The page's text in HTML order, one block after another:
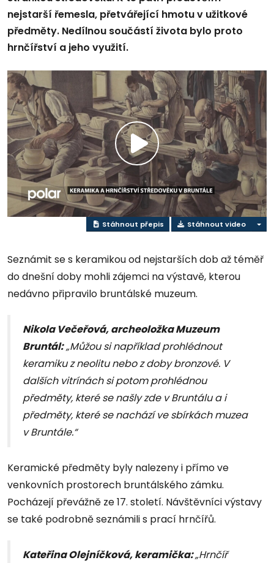
nejstarší řemesla, přetvářející hmotu v užitkové
předměty. Nedílnou součástí života bylo proto
hrnčířství a jeho využití.
Přehrát
video
Stáhnout přepis Stáhnout video
Seznámit se s keramikou od nejstarších dob až téměř
do dnešní doby mohli zájemci na výstavě, kterou
nedávno připravilo bruntálské muzeum.
Nikola Večeřová, archeoložka Muzeum
Bruntál:„Můžou si například prohlédnout
keramiku z neolitu nebo z doby bronzové. V
dalších vitrínách si potom prohlédnou
předměty, které se našly zde v Bruntálu a i
předměty, které se nachází ve sbírkách muzea
v Bruntále.“
Keramické předměty byly nalezeny i přímo ve
venkovních prostorech bruntálského zámku.
Pocházejí převážně ze 17. století. Návštěvníci výstavy
se také podrobně seznámili s prací hrnčířů.
Kateřina Olejníčková, keramička:„Hrnčíř